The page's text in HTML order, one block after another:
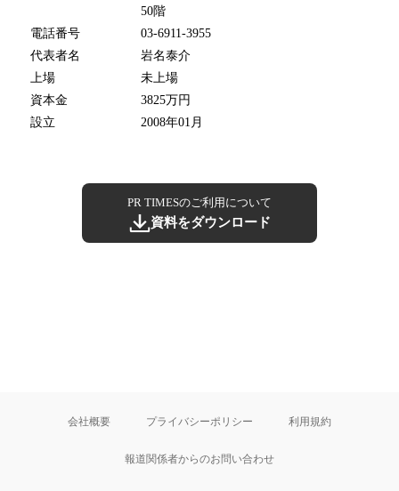
50階
電話番号
03-6911-3955
代表者名
岩名泰介
上場
未上場
資本金
3825万円
設立
2008年01月
PR TIMESのご利用について
資料をダウンロード
会社概要 プライバシーポリシー 利用規約
報道関係者からのお問い合わせ